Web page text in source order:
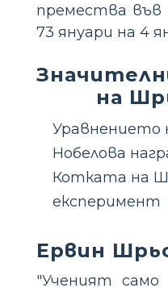
премества във
73 януари на 4
на
Уравнението
Нобелова
Котката на
експеримент
Ервин
"Ученият